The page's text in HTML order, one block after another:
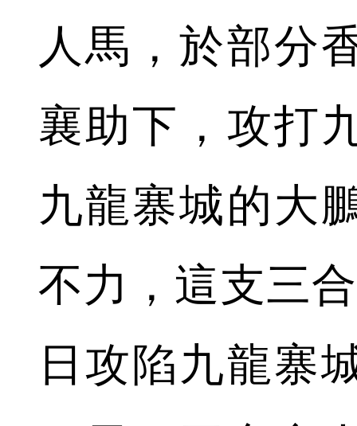
人馬，於部分
襄助下，攻打
九龍寨城的大
不力，這支三
日攻陷九龍寨